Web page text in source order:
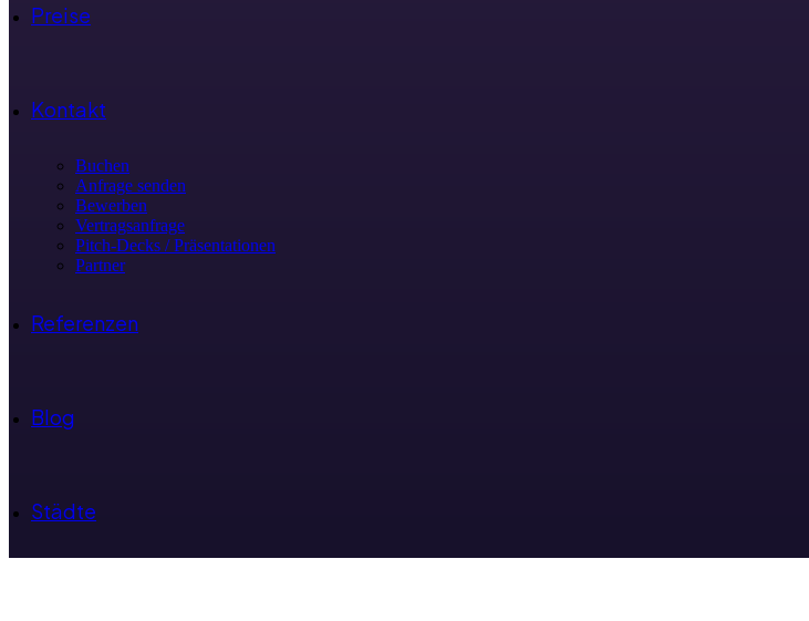
Preise
Kontakt
Buchen
Anfrage senden
Bewerben
Vertragsanfrage
Pitch-Decks / Präsentationen
Partner
Referenzen
Blog
Städte